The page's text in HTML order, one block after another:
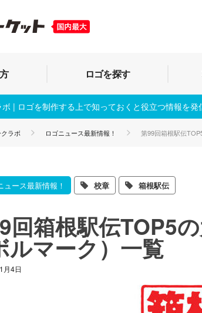
ロゴを探す
| ロゴを制作する上で知っておくと役立つ情報を発
ラボ ロゴニュース最新情報！ 第99回箱根駅伝
ュース最新情報！ 校章 箱根駅伝
回箱根駅伝TOP5
ルマーク）一覧
月4日